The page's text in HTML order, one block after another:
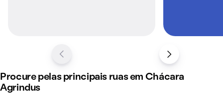
Procure pelas principais ruas em Chácara
Agrindus